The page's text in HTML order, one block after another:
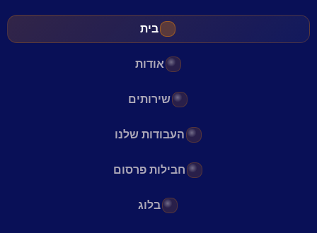
בית
אודות
שירותים
העבודות שלנו
חבילות פרסום
בלוג